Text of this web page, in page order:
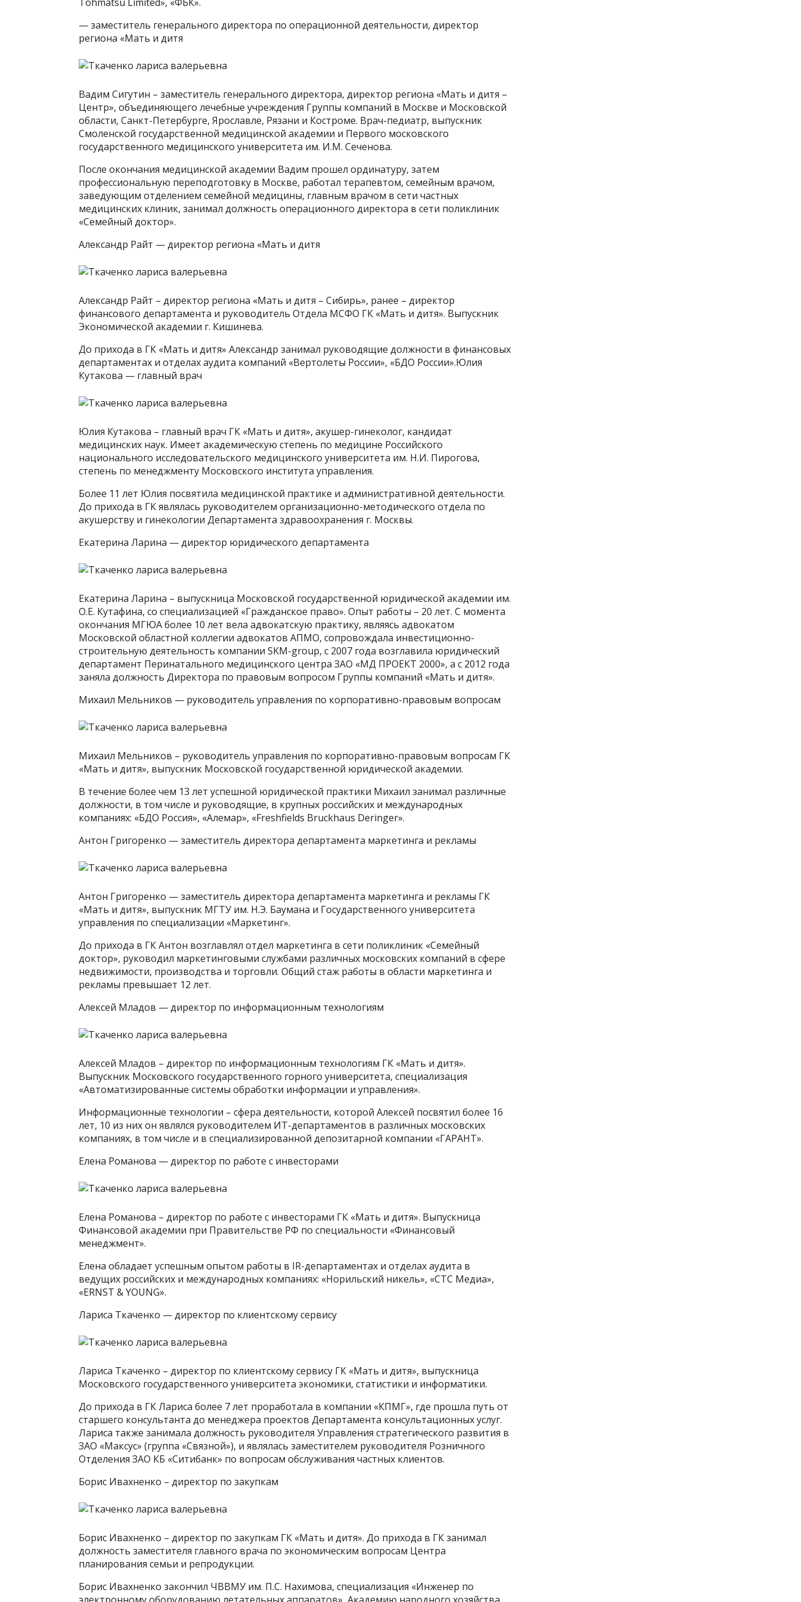
— заместитель генерального директора по операционной деятельности, директор
региона «Мать и дитя
Вадим Сигутин – заместитель генерального директора, директор региона «Мать и дитя –
Центр», объединяющего лечебные учреждения Группы компаний в Москве и Московской
области, Санкт-Петербурге, Ярославле, Рязани и Костроме. Врач-педиатр, выпускник
Смоленской государственной медицинской академии и Первого московского
государственного медицинского университета им. И.М. Сеченова.
После окончания медицинской академии Вадим прошел ординатуру, затем
профессиональную переподготовку в Москве, работал терапевтом, семейным врачом,
заведующим отделением семейной медицины, главным врачом в сети частных
медицинских клиник, занимал должность операционного директора в сети поликлиник
«Семейный доктор».
Александр Райт — директор региона «Мать и дитя
Александр Райт – директор региона «Мать и дитя – Сибирь», ранее – директор
финансового департамента и руководитель Отдела МСФО ГК «Мать и дитя». Выпускник
Экономической академии г. Кишинева.
До прихода в ГК «Мать и дитя» Александр занимал руководящие должности в финансовых
департаментах и отделах аудита компаний «Вертолеты России», «БДО России».Юлия
Кутакова — главный врач
Юлия Кутакова – главный врач ГК «Мать и дитя», акушер-гинеколог, кандидат
медицинских наук. Имеет академическую степень по медицине Российского
национального исследовательского медицинского университета им. Н.И. Пирогова,
степень по менеджменту Московского института управления.
Более 11 лет Юлия посвятила медицинской практике и административной деятельности.
До прихода в ГК являлась руководителем организационно-методического отдела по
акушерству и гинекологии Департамента здравоохранения г. Москвы.
Екатерина Ларина — директор юридического департамента
Екатерина Ларина – выпускница Московской государственной юридической академии им.
О.Е. Кутафина, со специализацией «Гражданское право». Опыт работы – 20 лет. С момента
окончания МГЮА более 10 лет вела адвокатскую практику, являясь адвокатом
Московской областной коллегии адвокатов АПМО, сопровождала инвестиционно-
строительную деятельность компании SKM-group, с 2007 года возглавила юридический
департамент Перинатального медицинского центра ЗАО «МД ПРОЕКТ 2000», а с 2012 года
заняла должность Директора по правовым вопросом Группы компаний «Мать и дитя».
Михаил Мельников — руководитель управления по корпоративно-правовым вопросам
Михаил Мельников – руководитель управления по корпоративно-правовым вопросам ГК
«Мать и дитя», выпускник Московской государственной юридической академии.
В течение более чем 13 лет успешной юридической практики Михаил занимал различные
должности, в том числе и руководящие, в крупных российских и международных
компаниях: «БДО Россия», «Алемар», «Freshfields Bruckhaus Deringer».
Антон Григоренко — заместитель директора департамента маркетинга и рекламы
Антон Григоренко — заместитель директора департамента маркетинга и рекламы ГК
«Мать и дитя», выпускник МГТУ им. Н.Э. Баумана и Государственного университета
управления по специализации «Маркетинг».
До прихода в ГК Антон возглавлял отдел маркетинга в сети поликлиник «Семейный
доктор», руководил маркетинговыми службами различных московских компаний в сфере
недвижимости, производства и торговли. Общий стаж работы в области маркетинга и
рекламы превышает 12 лет.
Алексей Младов — директор по информационным технологиям
Алексей Младов – директор по информационным технологиям ГК «Мать и дитя».
Выпускник Московского государственного горного университета, специализация
«Автоматизированные системы обработки информации и управления».
Информационные технологии – сфера деятельности, которой Алексей посвятил более 16
лет, 10 из них он являлся руководителем ИТ-департаментов в различных московских
компаниях, в том числе и в специализированной депозитарной компании «ГАРАНТ».
Елена Романова — директор по работе с инвесторами
Елена Романова – директор по работе с инвесторами ГК «Мать и дитя». Выпускница
Финансовой академии при Правительстве РФ по специальности «Финансовый
менеджмент».
Елена обладает успешным опытом работы в IR-департаментах и отделах аудита в
ведущих российских и международных компаниях: «Норильский никель», «СТС Медиа»,
«ERNST & YOUNG».
Лариса Ткаченко — директор по клиентскому сервису
Лариса Ткаченко – директор по клиентскому сервису ГК «Мать и дитя», выпускница
Московского государственного университета экономики, статистики и информатики.
До прихода в ГК Лариса более 7 лет проработала в компании «КПМГ», где прошла путь от
старшего консультанта до менеджера проектов Департамента консультационных услуг.
Лариса также занимала должность руководителя Управления стратегического развития в
ЗАО «Максус» (группа «Связной»), и являлась заместителем руководителя Розничного
Отделения ЗАО КБ «Ситибанк» по вопросам обслуживания частных клиентов.
Борис Ивахненко – директор по закупкам
Борис Ивахненко – директор по закупкам ГК «Мать и дитя». До прихода в ГК занимал
должность заместителя главного врача по экономическим вопросам Центра
планирования семьи и репродукции.
Борис Ивахненко закончил ЧВВМУ им. П.С. Нахимова, специализация «Инженер по